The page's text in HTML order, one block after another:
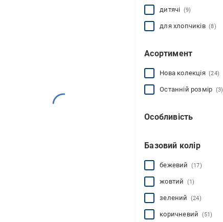
дитячі (9)
для хлопчиків(8)
Асортимент
Нова колекція(24)
Останній розмір (3)
Особливість
високі(244)
водостійкі (514)
знімна устілка
короткі(50)
мембрана GoreTex
показати всі
Базовий колір
бежевий (17)
жовтий (1)
зелений (24)
коричневий (51)